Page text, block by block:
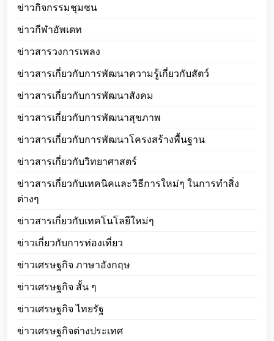
ข่าวกิจกรรมชุมชน
ข่าวกีฬาอัพเดท
ข่าวสารวงการเพลง
ข่าวสารเกี่ยวกับการพัฒนาความรู้เกี่ยวกับสัตว์
ข่าวสารเกี่ยวกับการพัฒนาสังคม
ข่าวสารเกี่ยวกับการพัฒนาสุขภาพ
ข่าวสารเกี่ยวกับการพัฒนาโครงสร้างพื้นฐาน
ข่าวสารเกี่ยวกับวิทยาศาสตร์
ข่าวสารเกี่ยวกับเทคนิคและวิธีการใหม่ๆ ในการทำสิ่ง
ต่างๆ
ข่าวสารเกี่ยวกับเทคโนโลยีใหม่ๆ
ข่าวเกี่ยวกับการท่องเที่ยว
ข่าวเศรษฐกิจ ภาษาอังกฤษ
ข่าวเศรษฐกิจ สั้น ๆ
ข่าวเศรษฐกิจ ไทยรัฐ
ข่าวเศรษฐกิจต่างประเทศ